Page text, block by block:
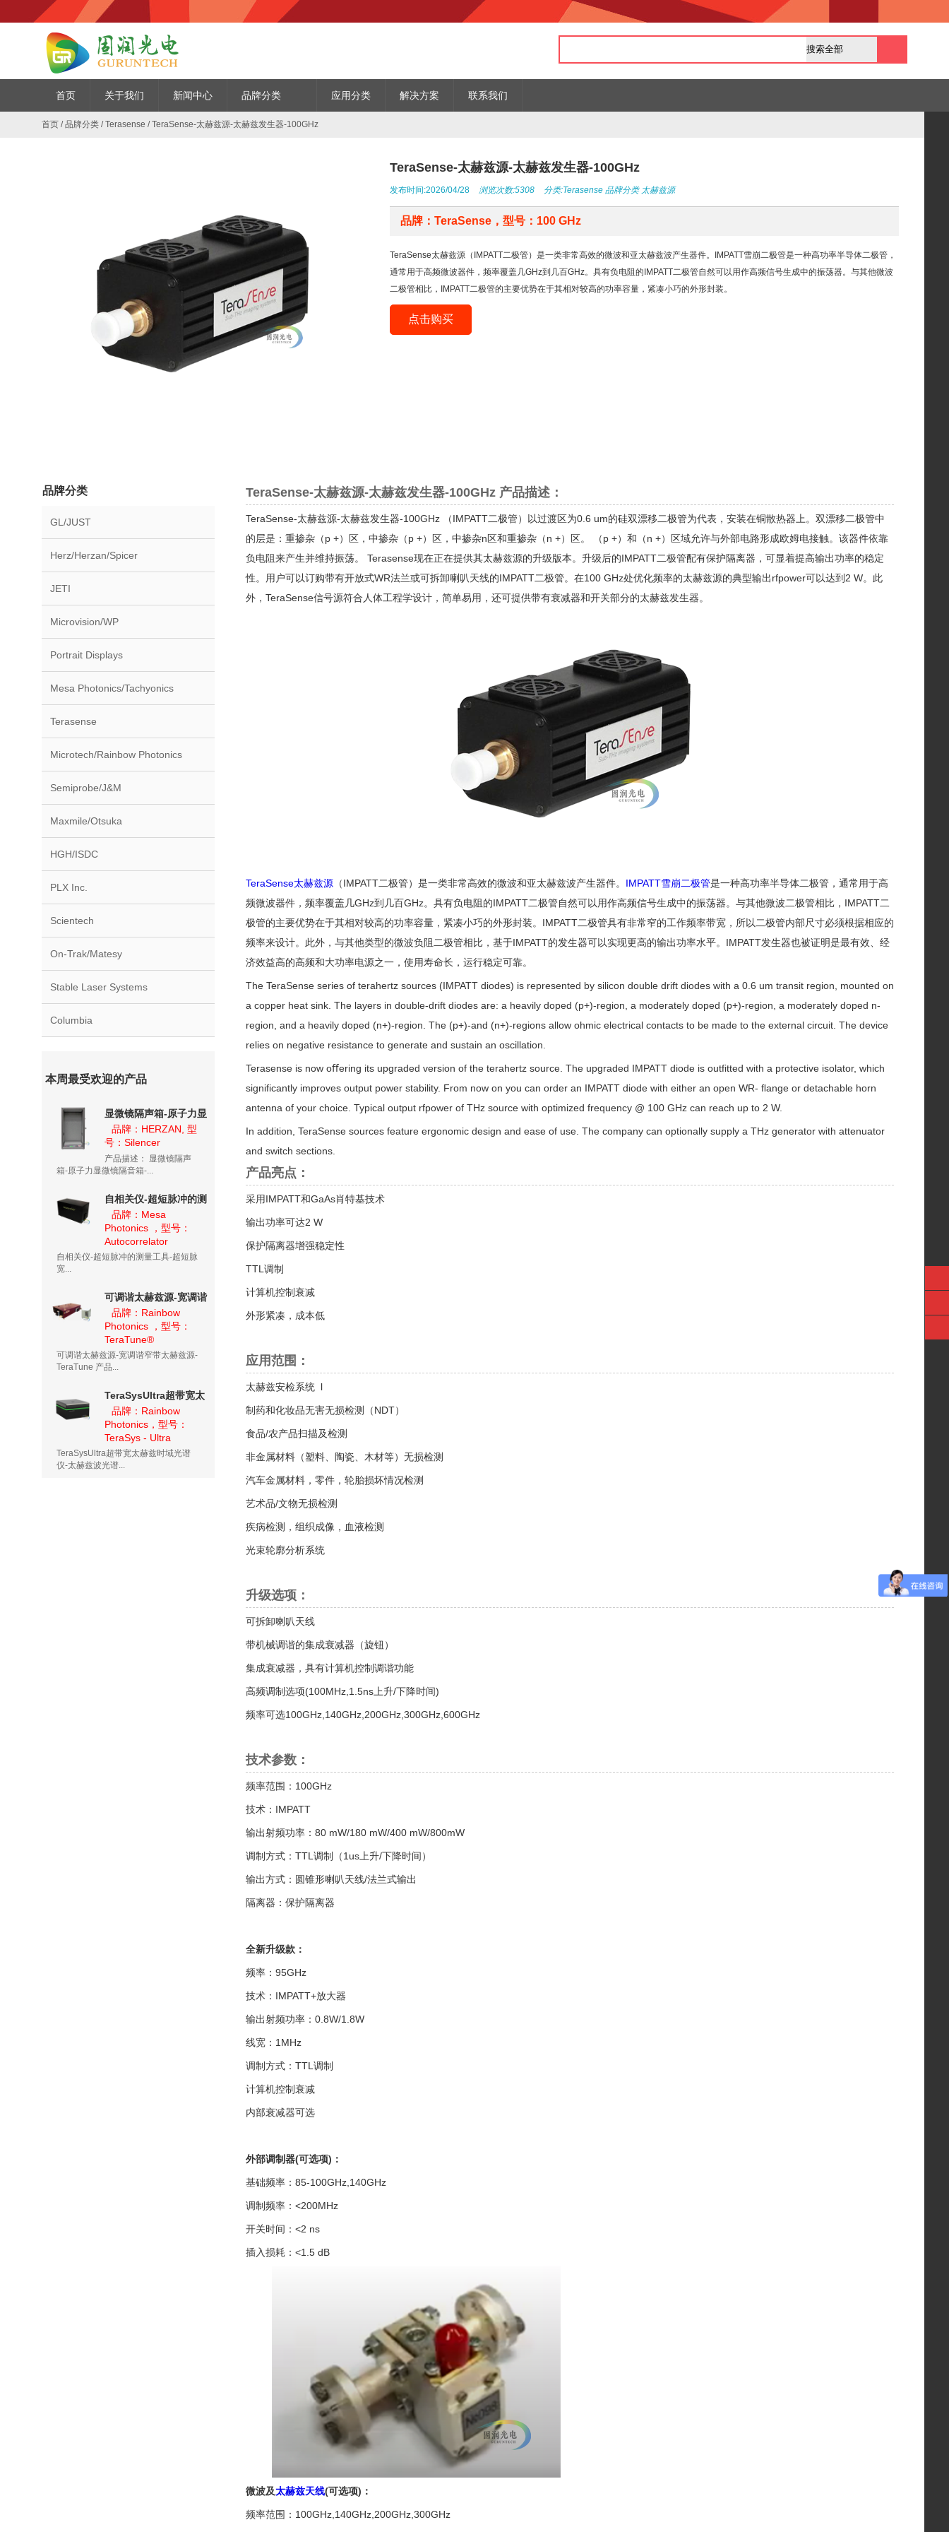
首页 关于我们 新闻中心 品牌分类 应用分类 解决方案 联系我们
首页 /品牌分类 /Terasense /TeraSense-太赫兹源-太赫兹发生器-100GHz
TeraSense-太赫兹源-太赫兹发生器-100GHz
发布时间:2026/04/28 浏览次数:5308 分类:Terasense 品牌分类 太赫兹源
品牌：TeraSense，型号：100 GHz
TeraSense太赫兹源（IMPATT二极管）是一类非常高效的微波和亚太赫兹波产生器件。IMPATT雪崩二极管是一种高功率半导体二极管，
通常用于高频微波器件，频率覆盖几GHz到几百GHz。具有负电阻的IMPATT二极管自然可以用作高频信号生成中的振荡器。与其他微波
二极管相比，IMPATT二极管的主要优势在于其相对较高的功率容量，紧凑小巧的外形封装。
点击购买
TeraSense-太赫兹源-太赫兹发生器-100GHz 产品描述：
TeraSense-太赫兹源-太赫兹发生器-100GHz （IMPATT二极管）以过渡区为0.6 um的硅双漂移二极管为代表，安装在铜散热器上。双漂移二极管中
的层是：重掺杂（p +）区，中掺杂（p +）区，中掺杂n区和重掺杂（n +）区。 （p +）和（n +）区域允许与外部电路形成欧姆电接触。该器件依靠
负电阻来产生并维持振荡。 Terasense现在正在提供其太赫兹源的升级版本。升级后的IMPATT二极管配有保护隔离器，可显着提高输出功率的稳定
性。用户可以订购带有开放式WR法兰或可拆卸喇叭天线的IMPATT二极管。在100 GHz处优化频率的太赫兹源的典型输出rfpower可以达到2 W。此
外，TeraSense信号源符合人体工程学设计，简单易用，还可提供带有衰减器和开关部分的太赫兹发生器。
TeraSense太赫兹源（IMPATT二极管）是一类非常高效的微波和亚太赫兹波产生器件。 IMPATT雪崩二极管是一种高功率半导体二极管，通常用于高
频微波器件，频率覆盖几GHz到几百GHz。具有负电阻的IMPATT二极管自然可以用作高频信号生成中的振荡器。与其他微波二极管相比，IMPATT二
极管的主要优势在于其相对较高的功率容量，紧凑小巧的外形封装。IMPATT二极管具有非常窄的工作频率带宽，所以二极管内部尺寸必须根据相应的
频率来设计。此外，与其他类型的微波负阻二极管相比，基于IMPATT的发生器可以实现更高的输出功率水平。IMPATT发生器也被证明是最有效、经
济效益高的高频和大功率电源之一，使用寿命长，运行稳定可靠。
The TeraSense series of terahertz sources (IMPATT diodes) is represented by silicon double drift diodes with a 0.6 um transit region, mounted on
a copper heat sink. The layers in double-drift diodes are: a heavily doped (p+)-region, a moderately doped (p+)-region, a moderately doped n-
region, and a heavily doped (n+)-region. The (p+)-and (n+)-regions allow ohmic electrical contacts to be made to the external circuit. The device
relies on negative resistance to generate and sustain an oscillation.
Terasense is now oﬀering its upgraded version of the terahertz source. The upgraded IMPATT diode is outfitted with a protective isolator, which
significantly improves output power stability. From now on you can order an IMPATT diode with either an open WR- ﬂange or detachable horn
antenna of your choice. Typical output rfpower of THz source with optimized frequency @ 100 GHz can reach up to 2 W.
In addition, TeraSense sources feature ergonomic design and ease of use. The company can optionally supply a THz generator with attenuator
and switch sections.
产品亮点：
采用IMPATT和GaAs肖特基技术
输出功率可达2 W
保护隔离器增强稳定性
TTL调制
计算机控制衰减
外形紧凑，成本低
应用范围 ：
太赫兹安检系统 l
制药和化妆品无害无损检测（NDT）
食品/农产品扫描及检测
非金属材料（塑料、陶瓷、木材等）无损检测
汽车金属材料，零件，轮胎损坏情况检测
艺术品/文物无损检测
疾病检测，组织成像，血液检测
光束轮廓分析系统
升级选项：
可拆卸喇叭天线
带机械调谐的集成衰减器（旋钮）
集成衰减器，具有计算机控制调谐功能
高频调制选项(100MHz,1.5ns上升/下降时间)
频率可选100GHz,140GHz,200GHz,300GHz,600GHz
技术参数：
频率范围：100GHz
技术：IMPATT
输出射频功率：80 mW/180 mW/400 mW/800mW
调制方式：TTL调制（1us上升/下降时间）
输出方式：圆锥形喇叭天线/法兰式输出
隔离器：保护隔离器
全新升级款：
频率：95GHz
技术：IMPATT+放大器
输出射频功率：0.8W/1.8W
线宽：1MHz
调制方式：TTL调制
计算机控制衰减
内部衰减器可选
外部调制器(可选项)：
基础频率：85-100GHz,140GHz
调制频率：<200MHz
开关时间：<2 ns
插入损耗：<1.5 dB
微波及太赫兹天线(可选项)：
频率范围：100GHz,140GHz,200GHz,300GHz
品牌分类
GL/JUST
Herz/Herzan/Spicer
JETI
Microvision/WP
Portrait Displays
Mesa Photonics/Tachyonics
Terasense
Microtech/Rainbow Photonics
Semiprobe/J&M
Maxmile/Otsuka
HGH/ISDC
PLX Inc.
Scientech
On-Trak/Matesy
Stable Laser Systems
Columbia
本周最受欢迎的产品
显微镜隔声箱-原子力显
微镜隔音箱-隔音箱
Silencer
品牌：HERZAN, 型
号：Silencer
产品描述： 显微镜隔声
箱-原子力显微镜隔音箱-...
自相关仪-超短脉冲的测
量工具-超短脉宽测量系
统
品牌：Mesa
Photonics ，型号：
Autocorrelator
自相关仪-超短脉冲的测量工具-超短脉
宽...
可调谐太赫兹源-宽调谐
窄带太赫兹源-
TeraTune
品牌：Rainbow
Photonics ，型号：
TeraTune®
可调谐太赫兹源-宽调谐窄带太赫兹源-
TeraTune 产品...
TeraSysUltra超带宽太
赫兹时域光谱仪-太赫兹
波光谱仪
品牌：Rainbow
Photonics，型号：
TeraSys - Ultra
TeraSysUltra超带宽太赫兹时域光谱
仪-太赫兹波光谱...